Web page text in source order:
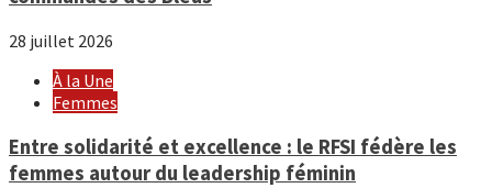
28 juillet 2026
À la Une
Femmes
Entre solidarité et excellence : le RFSI fédère les
femmes autour du leadership féminin